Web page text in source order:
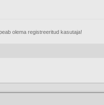
olema registreeritud kasutaja!